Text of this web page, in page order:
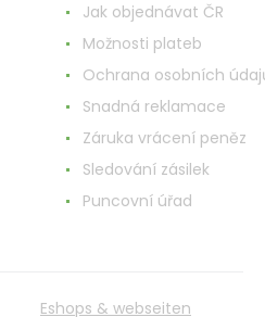
Jak objednávat ČR
Možnosti plateb
Ochrana osobních
Snadná reklamace
Záruka vrácení peněz
Sledování zásilek
Puncovní úřad
Eshops & webseiten